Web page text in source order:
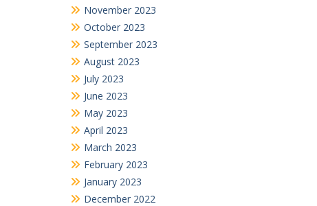
November 2023
October 2023
September 2023
August 2023
July 2023
June 2023
May 2023
April 2023
March 2023
February 2023
January 2023
December 2022